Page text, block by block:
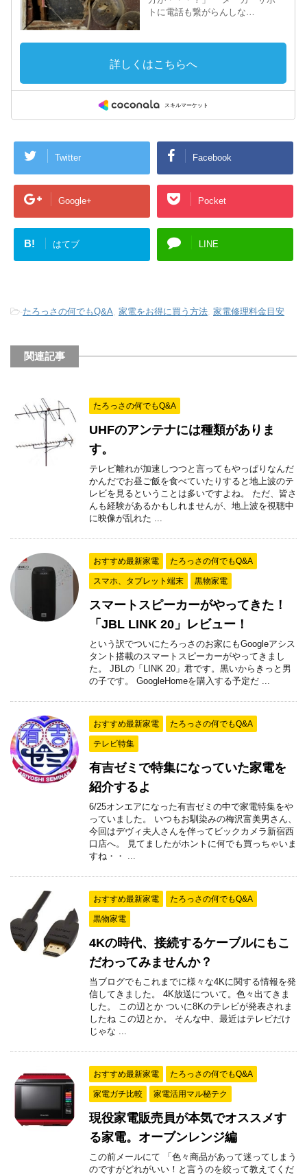
Twitter Facebook
Google+ Pocket
B! はてブ LINE
-たろっさの何でもQ&A 家電をお得に買う方法 家電修理料金目安
関連記事
たろっさの何でもQ&A
UHFのアンテナには種類がありま
す。
テレビ離れが加速しつつと言ってもやっぱりなんだ
かんだでお昼ご飯を食べていたりすると地上波のテ
レビを見るということは多いですよね。 ただ、皆さ
んも経験があるかもしれませんが、地上波を視聴中
に映像が乱れた ...
おすすめ最新家電 たろっさの何でもQ&A
スマホ、タブレット端末 黒物家電
スマートスピーカーがやってきた！
「JBL LINK 20」レビュー！
という訳でついにたろっさのお家にもGoogleアシス
タント搭載のスマートスピーカーがやってきまし
た。 JBLの「LINK 20」君です。黒いからきっと男
の子です。 GoogleHomeを購入する予定だ ...
おすすめ最新家電 たろっさの何でもQ&A
テレビ特集
有吉ゼミで特集になっていた家電を
紹介するよ
6/25オンエアになった有吉ゼミの中で家電特集をや
っていました。 いつもお馴染みの梅沢富美男さん、
今回はデヴィ夫人さんを伴ってビックカメラ新宿西
口店へ。 見てましたがホントに何でも買っちゃいま
すね・・ ...
おすすめ最新家電 たろっさの何でもQ&A
黒物家電
4Kの時代、接続するケーブルにもこ
だわってみませんか？
当ブログでもこれまでに様々な4Kに関する情報を発
信してきました。 4K放送について。色々出てきま
した。 この辺とか ついに8Kのテレビが発表されま
したね この辺とか。 そんな中、最近はテレビだけ
じゃな ...
おすすめ最新家電 たろっさの何でもQ&A
家電ガチ比較 家電活用マル秘テク
現役家電販売員が本気でオススメす
る家電。オーブンレンジ編
この前メールにて 「色々商品があって迷ってしまう
のですがどれがいい！と言うのを絞って教えてくだ